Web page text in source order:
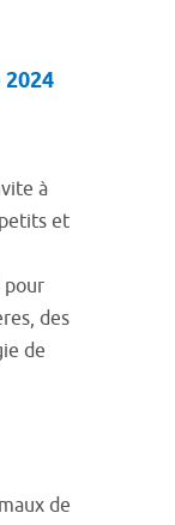
à
et
pour
des
de
de